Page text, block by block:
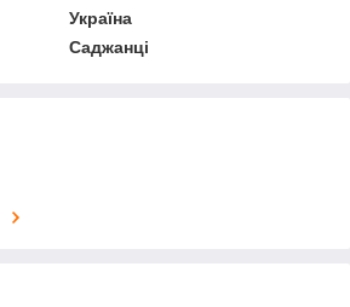
Україна
Саджанці